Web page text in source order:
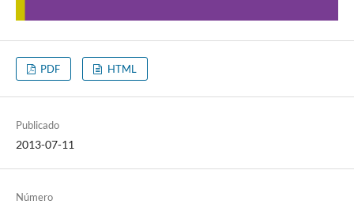
PDF HTML
Publicado
2013-07-11
Número